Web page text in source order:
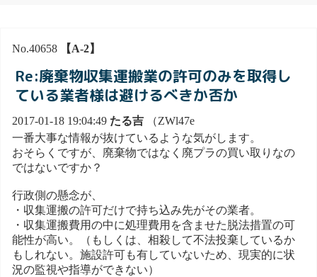
No.40658 【A-2】
Re:廃棄物収集運搬業の許可のみを取得し
ている業者様は避けるべきか否か
2017-01-18 19:04:49 たる吉 （ZWl47e
一番大事な情報が抜けているような気がします。
おそらくですが、廃棄物ではなく廃プラの買い取りなの
ではないですか？
行政側の懸念が、
・収集運搬の許可だけで持ち込み先がその業者。
・収集運搬費用の中に処理費用を含ませた脱法措置の可
能性が高い。（もしくは、相殺して不法投棄しているか
もしれない。施設許可も有していないため、現実的に状
況の監視や指導ができない）